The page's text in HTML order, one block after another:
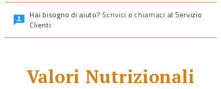
Hai bisogno di aiuto? Scrivici o chiamaci al Servizio
Clienti
Valori Nutrizionali